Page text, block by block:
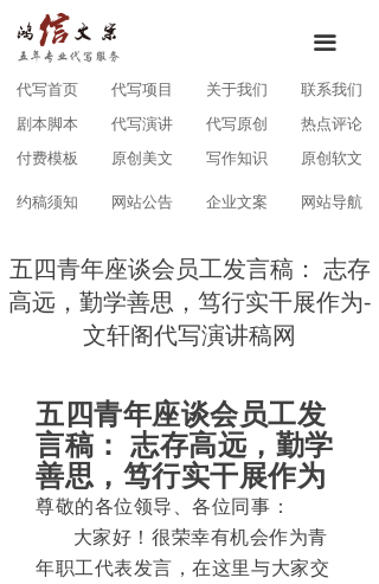
代写首页 代写项目 关于我们 联系我们
付费模板 原创美文 写作知识 原创软文
剧本脚本 代写演讲 代写原创 热点评论
约稿须知 网站公告 企业文案 网站导航
끀
五四青年座谈会员工发言稿： 志存
高远，勤学善思，笃行实干展作为-
文轩阁代写演讲稿网
五四青年座谈会员工发
言稿： 志存高远，勤学
善思，笃行实干展作为
尊敬的各位领导、各位同事：
大家好！很荣幸有机会作为青
年职工代表发言，在这里与大家交